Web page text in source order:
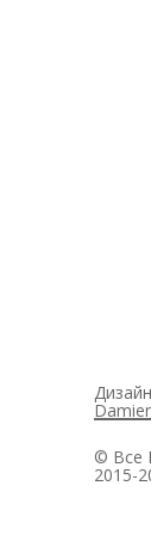
© Все
2015-